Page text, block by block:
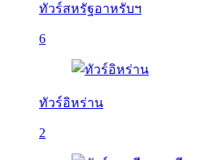
ทัวร์สหรัฐอาหรับฯ
6
ทัวร์อิหร่าน
2